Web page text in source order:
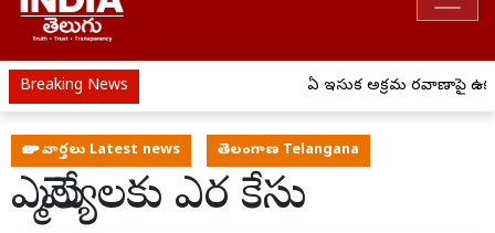
Breaking News ఏపీ ఇసుక అక్రమ రవాణాపై
తాజా వార్తలు Latest news తెలంగాణ Telangana
ఎమ్మెల్యేలకు ఎర కేసు